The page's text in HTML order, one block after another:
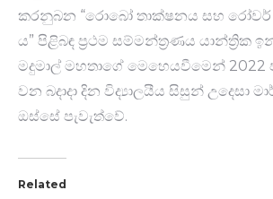
කර​නුබන “රොබෝ තාක්ෂනය සහ
ය” පිළිබඳ ප්‍රථම සම්මන්ත්‍රණය
මදුමාල් මහතාගේ මෙහෙයවීමෙන් 2022
වන බදාදා දින විද්‍යාලයීය සිසුන් උදෙසා
ඔස්සේ පැවැත්වේ.
Related